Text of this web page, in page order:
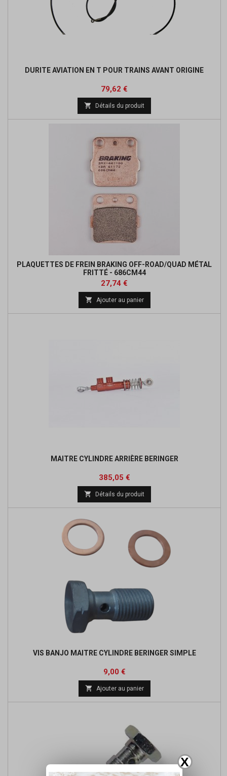
X
DURITE AVIATION EN T POUR TRAINS AVANT ORIGINE
Prix
79,62 €
base
 Détails du produit
PLAQUETTES DE FREIN BRAKING OFF-ROAD/QUAD MÉTAL
FRITTÉ - 686CM44
Prix
27,74 €
base
 Ajouter au panier
MAITRE CYLINDRE ARRIÈRE BERINGER
Prix
385,05 €Prix
de
base
 Détails du produit
VIS BANJO MAITRE CYLINDRE BERINGER SIMPLE
Prix
9,00 €
 Ajouter au panier